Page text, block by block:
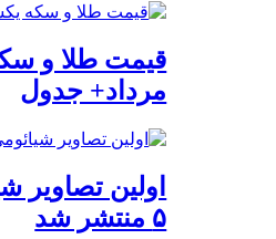
مرداد+ جدول
اولین تصاویر
۵ منتشر شد